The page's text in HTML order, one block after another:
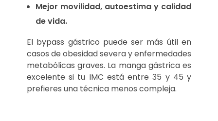
Mejor movilidad, autoestima y calidad
de vida.
El bypass gástrico puede ser más útil en
casos de obesidad severa y enfermedades
metabólicas graves. La manga gástrica es
excelente si tu IMC está entre 35 y 45 y
prefieres una técnica menos compleja.